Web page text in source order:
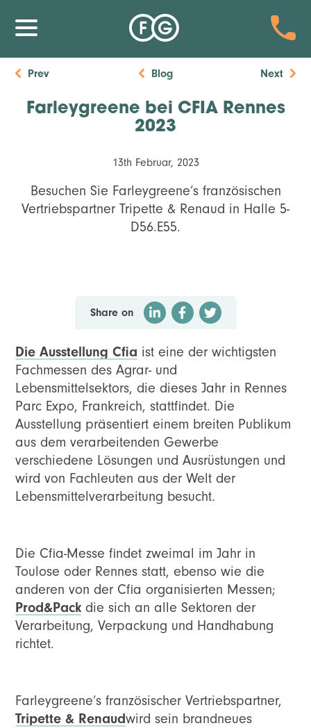
Prev Blog Next
Farleygreene bei CFIA Rennes
2023
13th Februar, 2023
Besuchen Sie Farleygreene’s französischen
Vertriebspartner Tripette & Renaud in Halle 5-
D56.E55.
Share on
Die Ausstellung Cfia ist eine der wichtigsten
Fachmessen des Agrar- und
Lebensmittelsektors, die dieses Jahr in Rennes
Parc Expo, Frankreich, stattfindet. Die
Ausstellung präsentiert einem breiten Publikum
aus dem verarbeitenden Gewerbe
verschiedene Lösungen und Ausrüstungen und
wird von Fachleuten aus der Welt der
Lebensmittelverarbeitung besucht.
Die Cfia-Messe findet zweimal im Jahr in
Toulose oder Rennes statt, ebenso wie die
anderen von der Cfia organisierten Messen;
Prod&Pack die sich an alle Sektoren der
Verarbeitung, Verpackung und Handhabung
richtet.
Farleygreene’s französischer Vertriebspartner,
Tripette & Renaudwird sein brandneues